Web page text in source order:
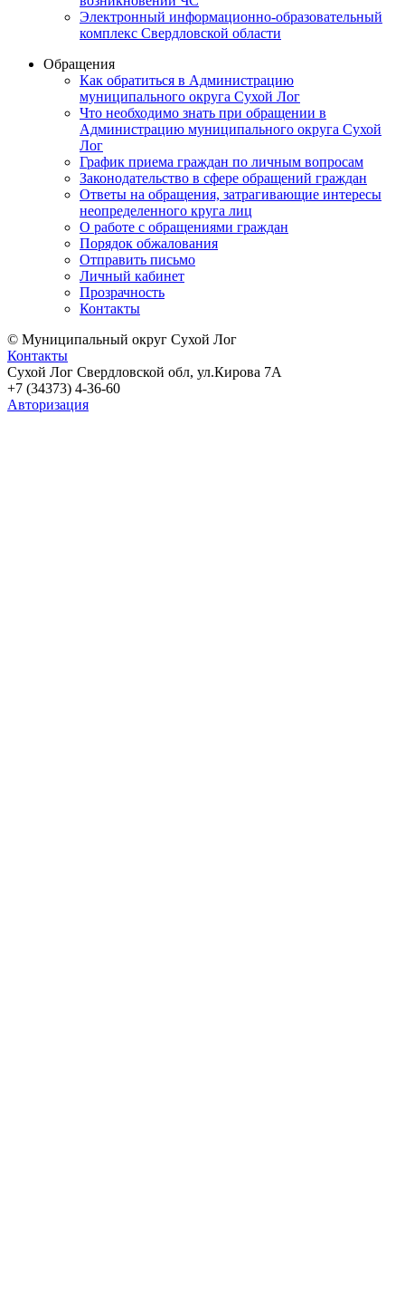
Электронный информационно-образовательный
комплекс Свердловской области
Обращения
Как обратиться в Администрацию
муниципального округа Сухой Лог
Что необходимо знать при обращении в
Администрацию муниципального округа Сухой
Лог
График приема граждан по личным вопросам
Законодательство в сфере обращений граждан
Ответы на обращения, затрагивающие интересы
неопределенного круга лиц
О работе с обращениями граждан
Порядок обжалования
Отправить письмо
Личный кабинет
Прозрачность
Контакты
© Муниципальный округ Сухой Лог
Контакты
Сухой Лог Свердловской обл, ул.Кирова 7А
+7 (34373) 4-36-60
Авторизация